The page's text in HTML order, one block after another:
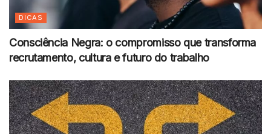
DICAS
Consciência Negra: o compromisso que transforma
recrutamento, cultura e futuro do trabalho